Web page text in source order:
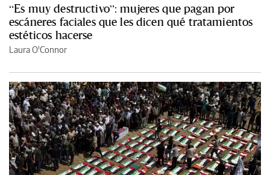
“Es muy destructivo”: mujeres que pagan por
escáneres faciales que les dicen qué tratamientos
estéticos hacerse
Laura O'Connor